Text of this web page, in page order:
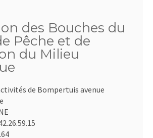
des Bouches du
Pêche et de
du Milieu
de Bompertuis avenue